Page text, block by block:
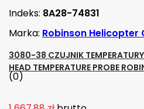
Indeks: 8A28-74831
Marka: Robinson Helicopter
3080-38 CZUJNIK
HEAD TEMPERATURE PROBE
(0)